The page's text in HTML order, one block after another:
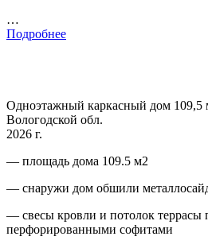
…
Подробнее
Одноэтажный каркасный дом 109,5
Вологодской обл.
2026 г.
— площадь дома 109.5 м2
— снаружи дом обшили
— свесы кровли и потолок террасы
перфорированными софитами